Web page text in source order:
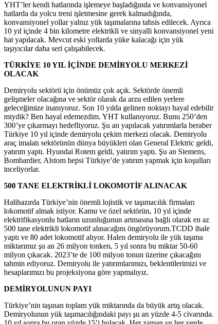
YHT’ler kendi hatlarında işlemeye başladığında ve konvansiyonel
hatlarda da yolcu treni işletmesine gerek kalmadığında,
konvansiyonel yollar yalnız yük taşımalarına tahsis edilecek. Ayrıca
10 yıl içinde 4 bin kilometre elektrikli ve sinyalli konvansiyonel yeni
hat yapılacak. Mevcut eski yollarda yüke kalacağı için yük
taşıyıcılar daha seri çalışabilecek.
TÜRKİYE 10 YIL İÇİNDE DEMİRYOLU MERKEZİ
OLACAK
Demiryolu sektörü için önümüz çok açık. Sektörde önemli
gelişmeler olacağına ve sektör olarak da arzu edilen yerlere
geleceğimize inanıyoruz. Son 10 yılda gelinen noktayı hayal edebilir
miydik? Ben hayal edemezdim. YHT kullanıyoruz. Bunu 250’den
300’ye çıkarmayı hedefliyoruz. Şu an yapılacak yatırımlarla beraber
Türkiye 10 yıl içinde demiryolu çekim merkezi olacak. Demiryolu
araç imalatı sektörünün dünya büyükleri olan General Elektric geldi,
yatırım yaptı. Hyundai Rotem geldi, yatırım yaptı. Şu an Siemens,
Bombardier, Alstom hepsi Türkiye’de yatırım yapmak için koşulları
inceliyorlar.
500 TANE ELEKTRİKLİ LOKOMOTİF ALINACAK
Halihazırda Türkiye’nin önemli lojistik ve taşımacılık firmaları
lokomotif almak istiyor. Kamu ve özel sektörün, 10 yıl içinde
elektrifikasyonlu hatların uzunluğunun artmasına bağlı olarak en az
500 tane elektrikli lokomotif alınacağını öngörüyorum.TCDD ihale
yaptı ve 80 adet lokomotif alıyor. Halen demiryolu ile yük taşıma
miktarımız şu an 26 milyon tonken, 5 yıl sonra bu miktar 50-60
milyon çıkacak. 2023’te de 100 milyon tonun üzerine çıkacağını
tahmin ediyoruz. Demiryolu ile yatırımlarımızı, beklentilerimizi ve
hesaplarımızı bu projeksiyona göre yapmalıyız.
DEMİRYOLUNUN PAYI
Türkiye’nin taşınan toplam yük miktarında da büyük artış olacak.
Demiryolunun yük taşımacılığındaki payı şu an yüzde 4-5 civarında.